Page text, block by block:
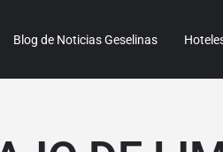
Blog de Noticias Geselinas